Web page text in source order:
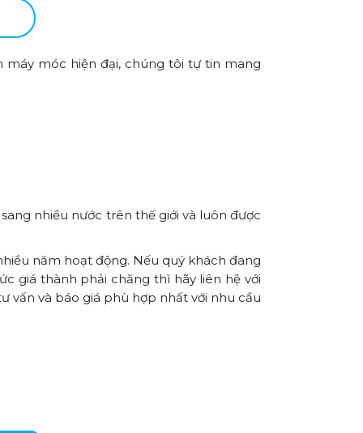
máy móc hiện đại, chúng tôi tự tin mang
nhiều nước trên thế giới và luôn được
năm hoạt động. Nếu quý khách đang
giá thành phải chăng thì hãy liên hệ với
vấn và báo giá phù hợp nhất với nhu cầu